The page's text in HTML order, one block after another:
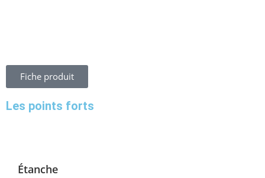
Fiche produit
Les points forts
Étanche